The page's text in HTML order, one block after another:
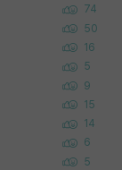
74
50
16
5
9
15
14
6
5